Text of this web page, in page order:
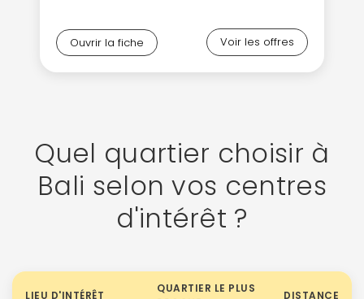
Ouvrir la fiche Voir les offres
Quel quartier choisir à
Bali selon vos centres
d'intérêt ?
LIEU D'INTÉRÊT
QUARTIER LE PLUS
DISTANCE